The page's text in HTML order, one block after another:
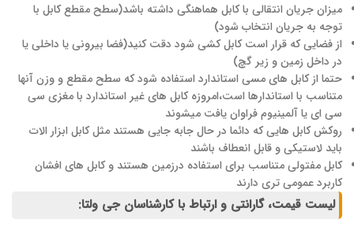
میزان جریان انتقالی با کابل هماهنگی داشته باشد(سطح مقطع کابل با
توجه به جریان انتخاب شود)
از فضایی که قرار است کابل کشی شود دقت کنید(فضا بیرونی یا داخلی یا
در داخل زمین و زیر گچ)
حتما از کابل های مسی استاندارد استفاده شود که سطح مقطع و وزن آنها
متناسب با استاندارها است،امروزه کابل های غیر استاندارد با مغزی سی
سی ای یا آلمینیوم فراوان یافت میشوند
روکش کابل هایی که دائما در حال جابه جایی هستند مثل کابل ابزار الات
باید لاستیکی و قابل انعطاف باشند
کابل مفتولی متناسب برای استفاده درزمین هستند و کابل های افشان
کاربرد عمومی تری دارند
لیست قیمت، گارانتی و ارتباط با کارشناسان جی ولتا: